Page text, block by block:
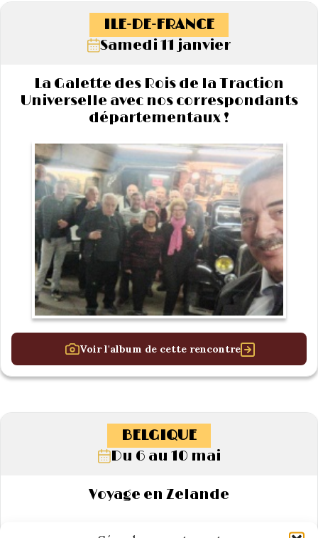
ILE-DE-FRANCE
Samedi 11 janvier
La Galette des Rois de la Traction
Universelle avec nos correspondants
départementaux !
Voir l'album de cette rencontre
BELGIQUE
Du 6 au 10 mai
Voyage en Zelande